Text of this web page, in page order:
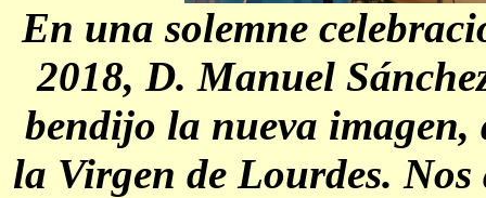
En una solemne
2018, D. Manuel
bendijo la nueva
la Virgen de Lourdes.